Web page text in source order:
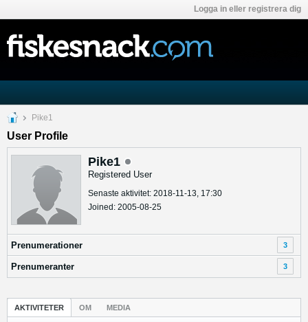
Logga in eller registrera dig
Pike1
User Profile
Pike1
Registered User
Senaste aktivitet: 2018-11-13, 17:30
Joined: 2005-08-25
Prenumerationer 3
Prenumeranter 3
AKTIVITETER OM MEDIA